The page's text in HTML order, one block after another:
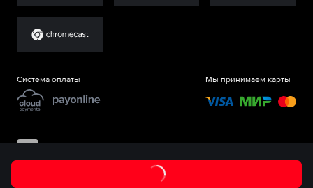
Система оплаты Мы принимаем карты